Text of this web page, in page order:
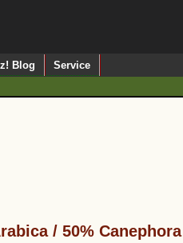
Blog Service
/ 50% Canephora